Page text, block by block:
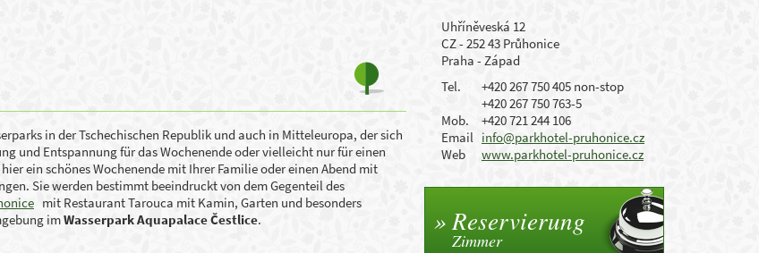
in der Tschechischen Republik und auch in Mitteleuropa, der sich
und Entspannung für das Wochenende oder vielleicht nur für einen
ein schönes Wochenende mit Ihrer Familie oder einen Abend mit
Sie werden bestimmt beeindruckt von dem Gegenteil des
mit Restaurant Tarouca mit Kamin, Garten und besonders
imWasserpark Aquapalace Čestlice.
Uhříněveská 12
CZ - 252 43 Průhonice
Praha - Západ
Tel.
+420 267 750 405 non-stop
+420 267 750 763-5
Mob.
+420 721 244 106
Email info@parkhotel-pruhonice.cz
Web
www.parkhotel-pruhonice.cz
Reservierung
Zimmer